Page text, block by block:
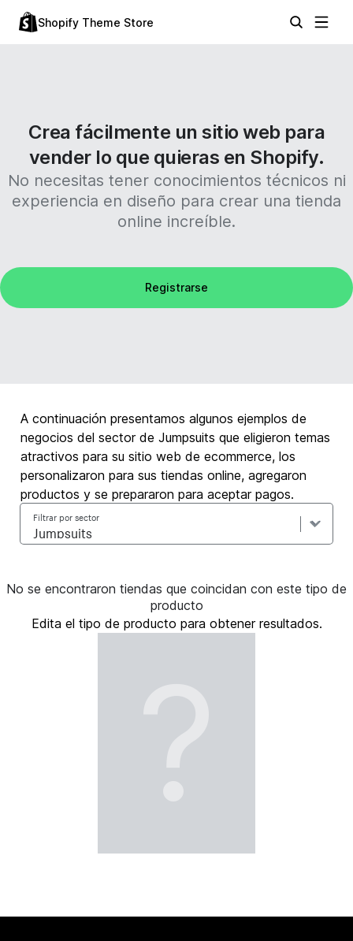
Shopify Theme Store
Crea fácilmente un sitio web para
vender lo que quieras en Shopify.
No necesitas tener conocimientos técnicos ni
experiencia en diseño para crear una tienda
online increíble.
Registrarse
A continuación presentamos algunos ejemplos de
negocios del sector de Jumpsuits que eligieron temas
atractivos para su sitio web de ecommerce, los
personalizaron para sus tiendas online, agregaron
productos y se prepararon para aceptar pagos.
Filtrar por sector
No se encontraron tiendas que coincidan con este tipo de
producto
Edita el tipo de producto para obtener resultados.